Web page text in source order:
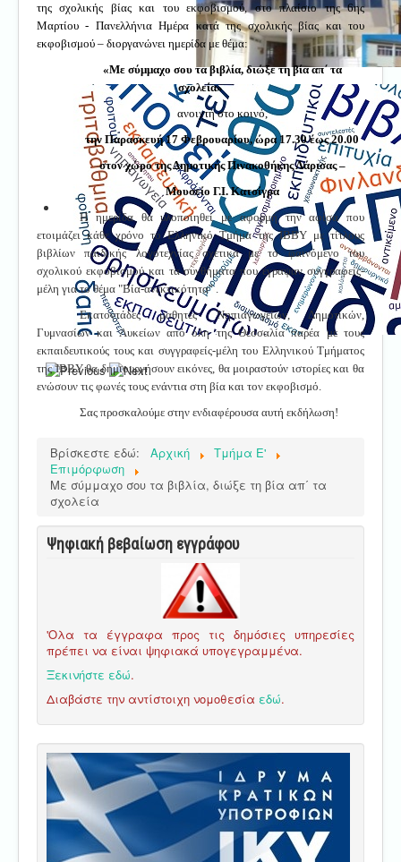
της σχολικής βίας και του εκφοβισμού, στο πλαίσιο της 6ης
Μαρτίου - Πανελλήνια Ημέρα κατά της σχολικής βίας και του
εκφοβισμού – διοργανώνει ημερίδα με θέμα:
«Με σύμμαχο σου τα βιβλία, διώξε τη βία απ΄ τα
σχολεία»
ανοιχτή στο κοινό,
την Παρασκευή 17 Φεβρουαρίου, ώρα 17.30 έως 20.00
στον χώρο της Δημοτικής Πινακοθήκης Λάρισας –
Μουσείο Γ.Ι. Κατσίγρα
Η ημερίδα θα υλοποιηθεί με αφορμή την αφίσα που
ετοιμάζει κάθε χρόνο το Ελληνικό Τμήμα της ΙΒΒΥ με τίτλους
βιβλίων παιδικής λογοτεχνίας σχετικά με το φαινόμενο του
σχολικού εκφοβισμού και τα συνθήματα που έγραψαν συγγραφείς-
μέλη για το θέμα "Βία-ανεκτικότητα" .
Εκατοντάδες μαθητές Νηπιαγωγείων, Δημοτικών,
Γυμνασίων και Λυκείων από όλη της Θεσσαλία παρέα με τους
εκπαιδευτικούς τους και συγγραφείς-μέλη του Ελληνικού Τμήματος
της ΙΒΒΥ θα δημιουργήσουν εικόνες, θα μοιραστούν ιστορίες και θα
ενώσουν τις φωνές τους ενάντια στη βία και τον εκφοβισμό.
Σας προσκαλούμε στην ενδιαφέρουσα αυτή εκδήλωση!
Βρίσκεστε εδώ: Αρχική
Τμήμα E'
Επιμόρφωση
Με σύμμαχο σου τα βιβλία, διώξε τη βία απ΄ τα
σχολεία
Ψηφιακή βεβαίωση εγγράφου
'Ολα τα έγγραφα προς τις δημόσιες υπηρεσίες
πρέπει να είναι ψηφιακά υπογεγραμμένα.
Ξεκινήστε εδώ.
Διαβάστε την αντίστοιχη νομοθεσία εδώ.